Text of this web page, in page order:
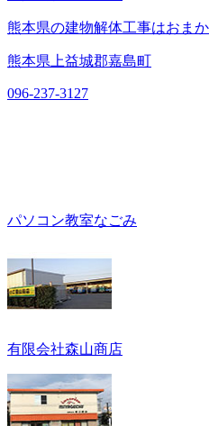
熊本県の建物解体工事はおまか
熊本県上益城郡嘉島町
096-237-3127
パソコン教室なごみ
有限会社森山商店